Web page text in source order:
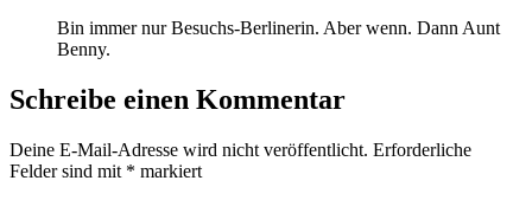
Bin immer nur Besuchs-Berlinerin. Aber wenn. Dann Aunt
Benny.
Schreibe einen Kommentar
Deine E-Mail-Adresse wird nicht veröffentlicht. Erforderliche
Felder sind mit * markiert